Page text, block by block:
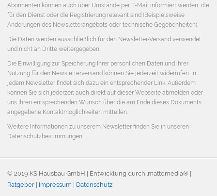
Abonnenten können auch über Umstände per E-Mail informiert werden, die
für den Dienst oder die Registrierung relevant sind (Beispielsweise
Änderungen des Newsletterangebots oder technische Gegebenheiten).
Die Daten werden ausschließlich für den Newsletter-Versand verwendet
und nicht an Dritte weitergegeben.
Die Einwilligung zur Speicherung Ihrer persönlichen Daten und ihrer
Nutzung für den Newsletterversand können Sie jederzeit widerrufen. In
jedem Newsletter findet sich dazu ein entsprechender Link. Außerdem
können Sie sich jederzeit auch direkt auf dieser Webseite abmelden oder
uns Ihren entsprechenden Wunsch über die am Ende dieses Dokuments
angegebene Kontaktmöglichkeiten mitteilen.
Weitere Informationen zu unserem Newsletter finden Sie in unseren
Datenschutzbestimmungen.
© 2019 KS Hausbau GmbH | Entwicklung durch .mattomedia® |
Ratgeber
Impressum Datenschutz